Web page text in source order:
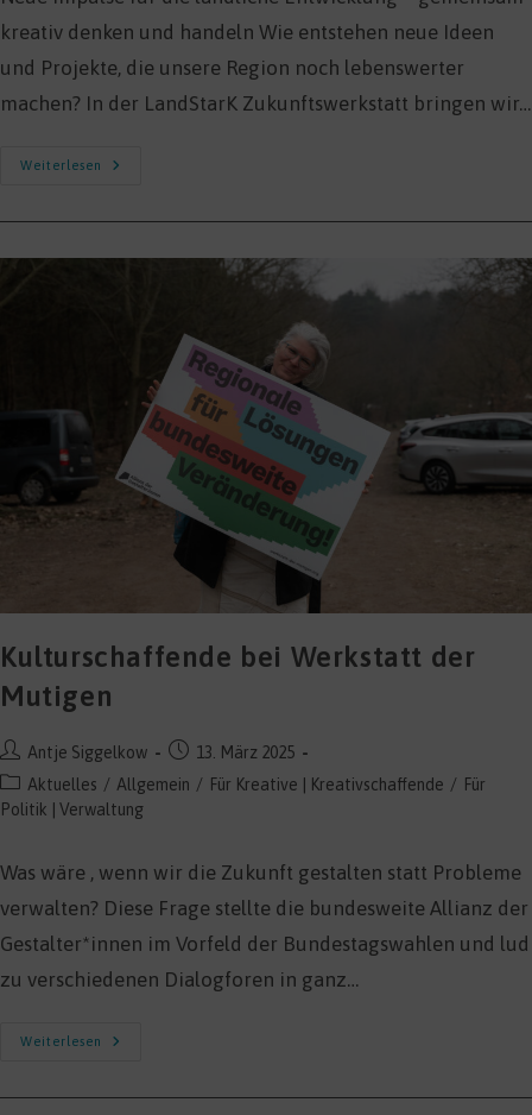
kreativ denken und handeln Wie entstehen neue Ideen
und Projekte, die unsere Region noch lebenswerter
machen? In der LandStarK Zukunftswerkstatt bringen wir…
Weiterlesen
Zukunftswerkstätten
Kulturschaffende bei Werkstatt der
Mutigen
Beitrags-
Autor:
Antje Siggelkow
Beitrag
veröffentlicht:
13. März 2025
Beitrags-
Kategorie:
Aktuelles / Allgemein / Für Kreative | Kreativschaffende / Für
Politik | Verwaltung
Was wäre , wenn wir die Zukunft gestalten statt Probleme
verwalten? Diese Frage stellte die bundesweite Allianz der
Gestalter*innen im Vorfeld der Bundestagswahlen und lud
zu verschiedenen Dialogforen in ganz…
Weiterlesen
Kulturschaffende